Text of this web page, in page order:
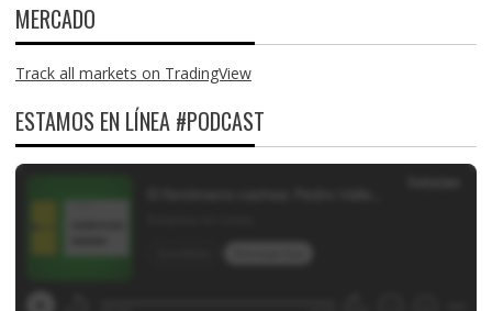
MERCADO
Track all markets on TradingView
ESTAMOS EN LÍNEA #PODCAST